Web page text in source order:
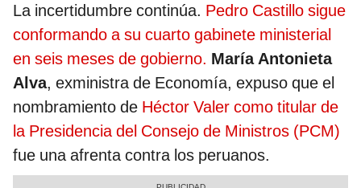
La incertidumbre continúa. Pedro Castillo sigue
conformando a su cuarto gabinete ministerial
en seis meses de gobierno. María Antonieta
Alva, exministra de Economía, expuso que el
nombramiento de Héctor Valer como titular de
la Presidencia del Consejo de Ministros (PCM)
fue una afrenta contra los peruanos.